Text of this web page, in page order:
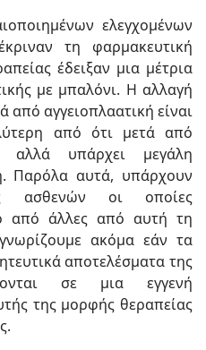
ελεγχομένων
τη φαρμακευτική
έδειξαν μια μέτρια
με μπαλόνι. Η αλλαγή
από αγγειοπλαατική είναι
από ότι μετά από
υπάρχει μεγάλη
Παρόλα αυτά, υπάρχουν
ασθενών οι οποίες
από άλλες από αυτή τη
ακόμα εάν τα
αποτελέσματα της
σε μια εγγενή
της μορφής θεραπείας